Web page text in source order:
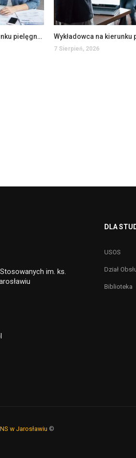
Prowadzący zajęcia na kierunku pielęgniarstwo na WSIiZ (K/M)
7 Sierpień, 2026
im. ks.
DLA
USOS
Dział
Biblioteka
w Jarosławiu ©